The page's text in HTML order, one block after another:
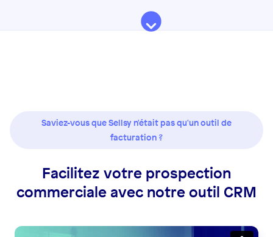
Saviez-vous que Sellsy n'était pas qu'un outil de
facturation ?
Facilitez votre prospection
commerciale avec notre outil CRM